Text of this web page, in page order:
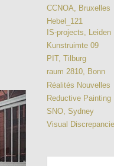
CCNOA, Bruxelles
Hebel_121
IS-projects, Leiden
Kunstruimte 09
PIT, Tilburg
raum 2810, Bonn
Réalités Nouvelles
Reductive Painting
SNO, Sydney
Visual